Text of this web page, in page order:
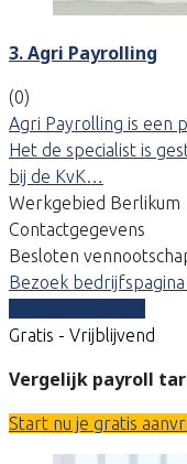
3. Agri Payrolling
(0)
Agri Payrolling is een
Het de specialist is
bij de KvK…
Werkgebied Berlikum
Contactgegevens
Besloten
Bezoek bedrijfspagina
Gratis - Vrijblijvend
Vergelijk payroll
Start nu je gratis